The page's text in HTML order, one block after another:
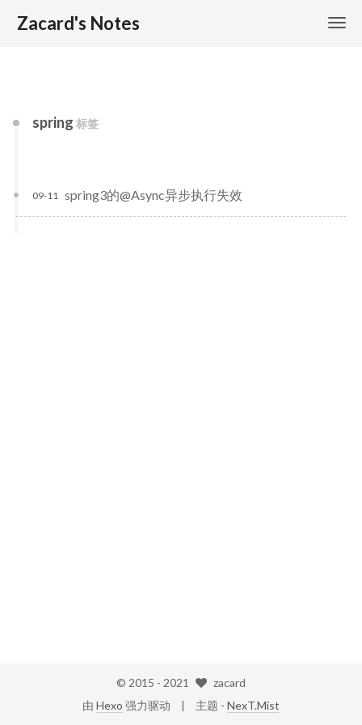
Zacard's Notes
spring 标签
spring3的@Async异步执行失效
09-11
© 2015 - 2021
zacard
由 Hexo 强力驱动 主题 - NexT.Mist